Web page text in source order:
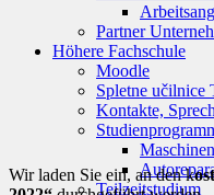
Partner
Höhere Fachschule
Moodle
Spletne učilnice
Kontakte,
Teilzeitstudium
Wir laden Sie ein, an den k